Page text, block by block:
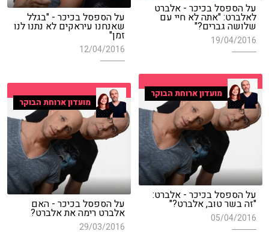
על הספסל בכיכר - אלברט
לאלברט: "אתה לא חיי עם
שלושה גברים?"
19/04/2016
על הספסל בכיכר - "בגלל
שאנחנו עיראקים לא נתנו לנו
זמן"
12/04/2016
מועדון ארוחת הבוקר
על הספסל בכיכר - אלברט:
"זה בשר טוב, אלברט?"
05/04/2016
מועדון ארוחת הבוקר
על הספסל בכיכר - האם
אלברט רימה את אלברט?
29/03/2016